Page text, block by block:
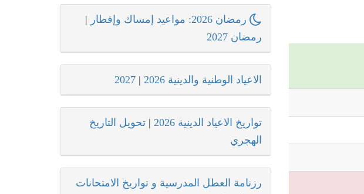
رمضان 2026: مواعيد إمساك وإفطار
|
رمضان 2027
الاعياد الوطنية والدينية 2026 |
2027
تواريخ الاعياد الدينية 2026 | تحويل التاريخ
الهجري
رزنامة العطل المدرسية و تواريخ الامتحانات